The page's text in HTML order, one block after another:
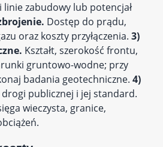
zabudowy lub potencjał
Dostęp do prądu,
oraz koszty przyłączenia. 3)
Kształt, szerokość frontu,
gruntowo-wodne; przy
badania geotechniczne. 4)
publicznej i jej standard.
wieczysta, granice,